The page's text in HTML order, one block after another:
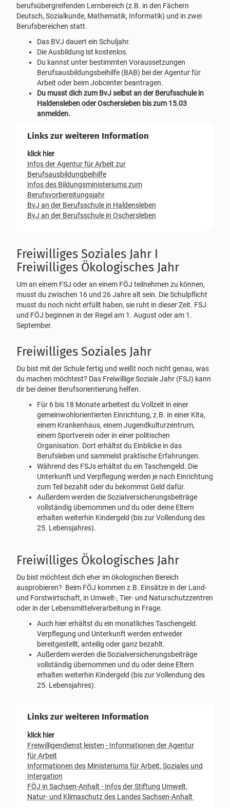
berufsübergreifenden Lernbereich (z.B. in den Fächern
Deutsch, Sozialkunde, Mathematik, Informatik) und in zwei
Berufsbereichen statt.
Das BVJ dauert ein Schuljahr.
Die Ausbildung ist kostenlos.
Du kannst unter bestimmten Voraussetzungen
Berufsausbildungsbeihilfe (BAB) bei der Agentur für
Arbeit oder beim Jobcenter beantragen.
Du musst dich zum BvJ selbst an der Berufsschule in
Haldensleben oder Oschersleben bis zum 15.03
anmelden.
Links zur weiteren Information
klick hier
Infos der Agentur für Arbeit zur
Berufsausbildungbeihilfe
Infos des Bildungsministeriums zum
Berufsvorbereitungsjahr
BvJ an der Berufsschule in Haldensleben
BvJ an der Berufsschule in Oschersleben
Freiwilliges Soziales Jahr I
Freiwilliges Ökologisches Jahr
Um an einem FSJ oder an einem FÖJ teilnehmen zu können,
musst du zwischen 16 und 26 Jahre alt sein. Die Schulpflicht
musst du noch nicht erfüllt haben, sie ruht in dieser Zeit. FSJ
und FÖJ beginnen in der Regel am 1. August oder am 1.
September.
Freiwilliges Soziales Jahr
Du bist mit der Schule fertig und weißt noch nicht genau, was
du machen möchtest? Das Freiwillige Soziale Jahr (FSJ) kann
dir bei deiner Berufsorientierung helfen.
Für 6 bis 18 Monate arbeitest du Vollzeit in einer
gemeinwohlorientierten Einrichtung, z.B. in einer Kita,
einem Krankenhaus, einem Jugendkulturzentrum,
einem Sportverein oder in einer politischen
Organisation. Dort erhältst du Einblicke in das
Berufsleben und sammelst praktische Erfahrungen.
Während des FSJs erhältst du ein Taschengeld. Die
Unterkunft und Verpflegung werden je nach Einrichtung
zum Teil bezahlt oder du bekommst Geld dafür.
Außerdem werden die Sozialversicherungsbeiträge
vollständig übernommen und du oder deine Eltern
erhalten weiterhin Kindergeld (bis zur Vollendung des
25. Lebensjahres).
Freiwilliges Ökologisches Jahr
Du bist möchtest dich eher im ökologischen Bereich
ausprobieren? Beim FÖJ kommen z.B. Einsätze in der Land-
und Forstwirtschaft, in Umwelt-, Tier- und Naturschutzzentren
oder in der Lebensmittelverarbeitung in Frage.
Auch hier erhältst du ein monatliches Taschengeld.
Verpflegung und Unterkunft werden entweder
bereitgestellt, anteilig oder ganz bezahlt.
Außerdem werden die Sozialversicherungsbeiträge
vollständig übernommen und du oder deine Eltern
erhalten weiterhin Kindergeld (bis zur Vollendung des
25. Lebensjahres).
Links zur weiteren Information
klick hier
Freiwilligendienst leisten - Informationen der Agentur
für Arbeit
Informationen des Ministeriums für Arbeit, Soziales und
Intergation
FÖJ in Sachsen-Anhalt - Infos der Stiftung Umwelt,
Natur- und Klimaschutz des Landes Sachsen-Anhalt